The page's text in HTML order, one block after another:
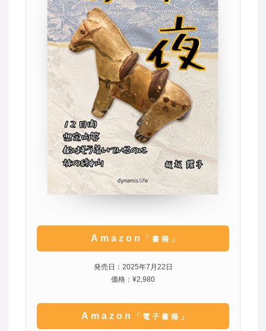
Amazon 「書籍」
発売日：2025年7月22日
価格：¥2,980
Amazon 「電子書籍」